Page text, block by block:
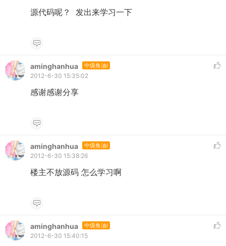
源代码呢？ 发出来学习一下
aminghanhua 中级鱼油I
2012-6-30 15:35:02
感谢感谢分享
aminghanhua 中级鱼油I
2012-6-30 15:38:26
楼主不放源码 怎么学习啊
aminghanhua 中级鱼油I
2012-6-30 15:40:15